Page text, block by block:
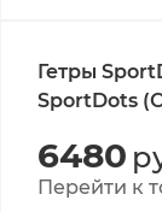
Гетры
SportDots
6480
Перейти к